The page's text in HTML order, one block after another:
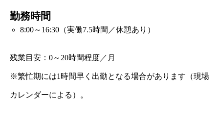
勤務時間
8:00～16:30（実働7.5時間／休憩あり）
残業目安：0～20時間程度／月
※繁忙期には1時間早く出勤となる場合があります（現場
カレンダーによる）。